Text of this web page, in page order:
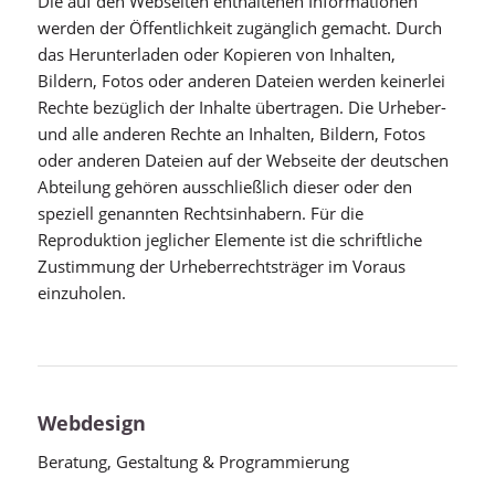
werden der Öffentlichkeit zugänglich gemacht. Durch
das Herunterladen oder Kopieren von Inhalten,
Bildern, Fotos oder anderen Dateien werden keinerlei
Rechte bezüglich der Inhalte übertragen. Die Urheber-
und alle anderen Rechte an Inhalten, Bildern, Fotos
oder anderen Dateien auf der Webseite der deutschen
Abteilung gehören ausschließlich dieser oder den
speziell genannten Rechtsinhabern. Für die
Reproduktion jeglicher Elemente ist die schriftliche
Zustimmung der Urheberrechtsträger im Voraus
einzuholen.
Webdesign
Beratung, Gestaltung & Programmierung